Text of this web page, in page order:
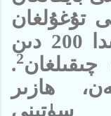
تۇغۇلغان
بوۋاقلارنىڭ كىندىك قېنىدا 200 دىن
2
.
ھازىر
سۈتىنى